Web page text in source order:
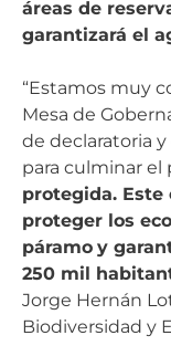
áreas de
garantizará el
“Estamos muy
Mesa de
de declaratoria
para culminar el
protegida.
proteger los
páramo y
250 mil
Jorge Hernán
Biodiversidad y